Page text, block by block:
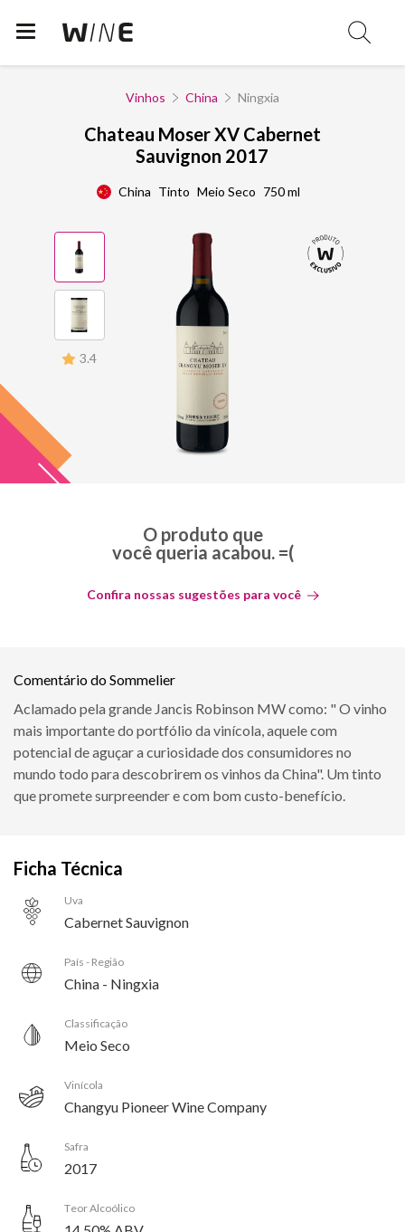
Vinhos China Ningxia
Chateau Moser XV Cabernet
Sauvignon 2017
China Tinto Meio Seco 750 ml
3.4
O produto que
você queria acabou. =(
Confira nossas sugestões para você
Comentário do Sommelier
Aclamado pela grande Jancis Robinson MW como: " O vinho
mais importante do portfólio da vinícola, aquele com
potencial de aguçar a curiosidade dos consumidores no
mundo todo para descobrirem os vinhos da China". Um tinto
que promete surpreender e com bom custo-benefício.
Ficha Técnica
Uva
Cabernet Sauvignon
País - Região
China - Ningxia
Classificação
Meio Seco
Vinícola
Changyu Pioneer Wine Company
Safra
2017
Teor Alcoólico